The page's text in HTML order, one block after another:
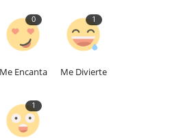
0
Me Encanta
1
Me Divierte
1